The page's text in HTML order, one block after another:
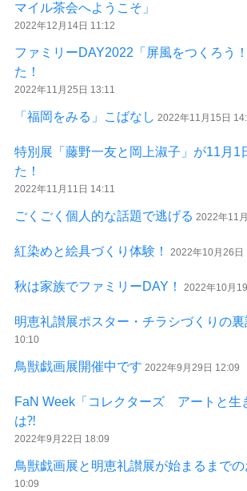
マイル茶会へようこそ」
2022年12月14日 11:12
ファミリーDAY2022「屏風をつくろう
た！
2022年11月25日 13:11
「福岡をみる」こばなし 2022年11月15日
特別展「藤野一友と岡上淑子」が11月1
た！
2022年11月11日 14:11
ごくごく個人的な話題で逃げる 2022年11
紅染めと絵具づくり体験！ 2022年10月26日
秋は家族でファミリーDAY！ 2022年10月
明恵礼讃展ポスター・チラシづくりの裏
10:10
鳥獣戯画展開催中です 2022年9月29日 12:09
FaN Week「コレクターズ アートと生
は⁈
2022年9月22日 18:09
鳥獣戯画展と明恵礼讃展が始まるまで
10:09